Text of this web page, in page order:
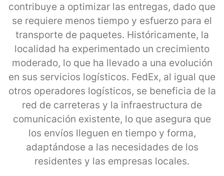
contribuye a optimizar las entregas, dado que
se requiere menos tiempo y esfuerzo para el
transporte de paquetes. Históricamente, la
localidad ha experimentado un crecimiento
moderado, lo que ha llevado a una evolución
en sus servicios logísticos. FedEx, al igual que
otros operadores logísticos, se beneficia de la
red de carreteras y la infraestructura de
comunicación existente, lo que asegura que
los envíos lleguen en tiempo y forma,
adaptándose a las necesidades de los
residentes y las empresas locales.